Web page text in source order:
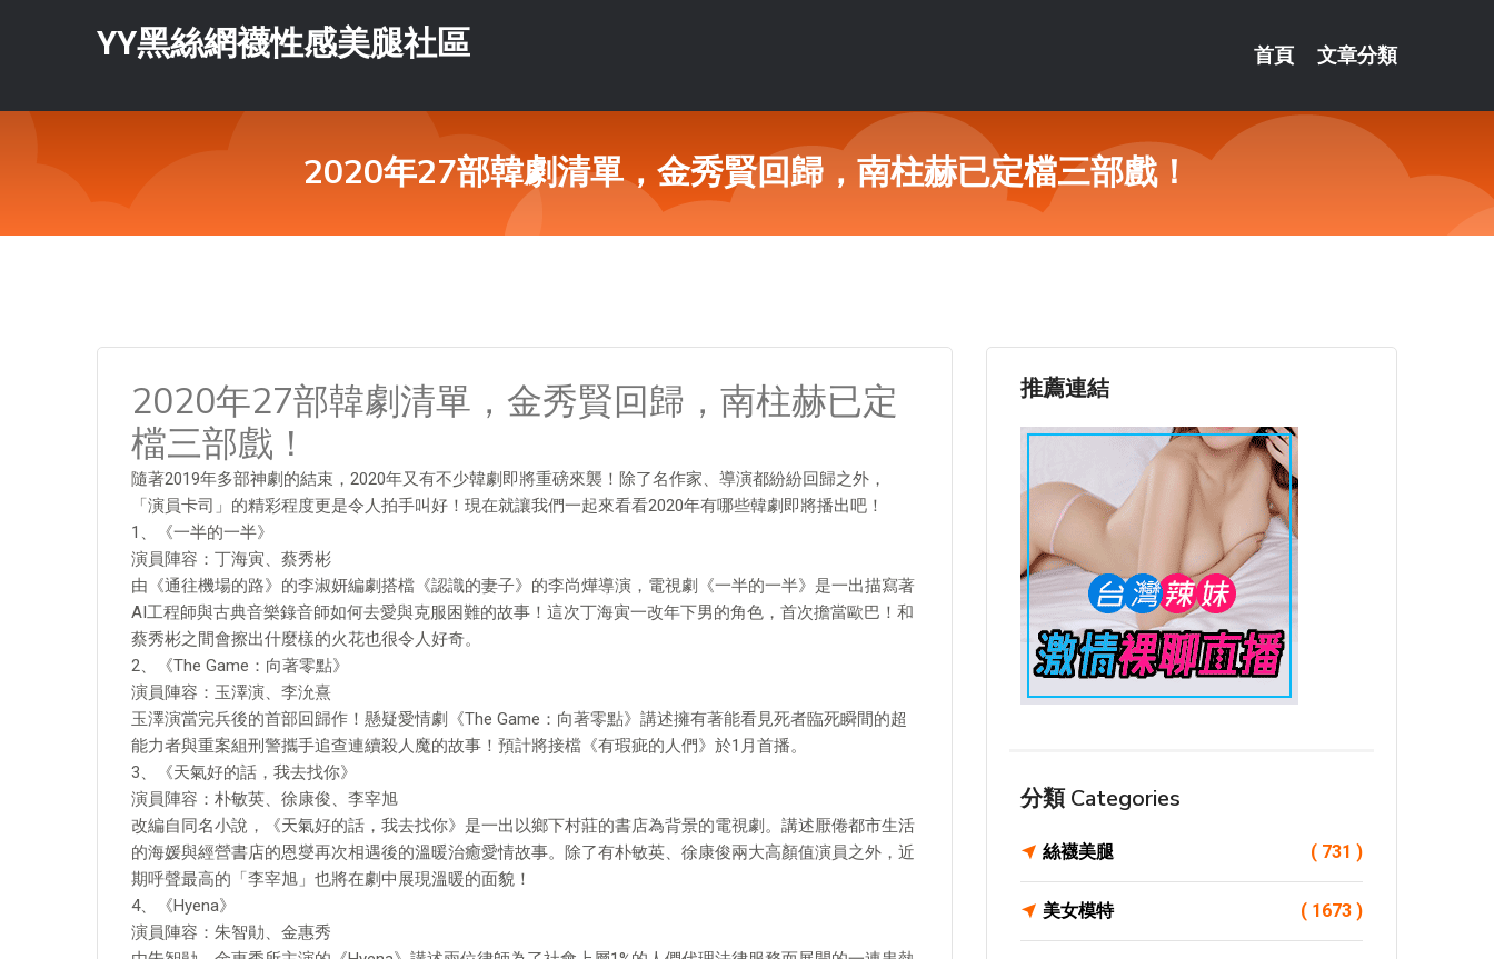
YY黑絲網襪性感美腿社區 首頁 文章分類
2020年27部韓劇清單，金秀賢回歸，南柱赫已定檔三部戲！
2020年27部韓劇清單，金秀賢回歸，南柱赫已定
檔三部戲！
隨著2019年多部神劇的結束，2020年又有不少韓劇即將重磅來襲！除了名作家、導演都紛紛回歸之外，
「演員卡司」的精彩程度更是令人拍手叫好！現在就讓我們一起來看看2020年有哪些韓劇即將播出吧！
1、《一半的一半》
演員陣容：丁海寅、蔡秀彬
由《通往機場的路》的李淑妍編劇搭檔《認識的妻子》的李尚燁導演，電視劇《一半的一半》是一出描寫著
AI工程師與古典音樂錄音師如何去愛與克服困難的故事！這次丁海寅一改年下男的角色，首次擔當歐巴！和
蔡秀彬之間會擦出什麼樣的火花也很令人好奇。
2、《The Game：向著零點》
演員陣容：玉澤演、李沇熹
玉澤演當完兵後的首部回歸作！懸疑愛情劇《The Game：向著零點》講述擁有著能看見死者臨死瞬間的超
能力者與重案組刑警攜手追查連續殺人魔的故事！預計將接檔《有瑕疵的人們》於1月首播。
3、《天氣好的話，我去找你》
演員陣容：朴敏英、徐康俊、李宰旭
改編自同名小說，《天氣好的話，我去找你》是一出以鄉下村莊的書店為背景的電視劇。講述厭倦都市生活
的海媛與經營書店的恩燮再次相遇後的溫暖治癒愛情故事。除了有朴敏英、徐康俊兩大高顏值演員之外，近
期呼聲最高的「李宰旭」也將在劇中展現溫暖的面貌！
4、《Hyena》
演員陣容：朱智勛、金惠秀
推薦連結
分類 Categories
絲襪美腿 ( 731 )
美女模特 ( 1673 )